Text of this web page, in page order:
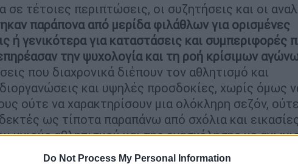
Do Not Process My Personal Information
τέτοιες περιπτώσεις, οι συζητήσεις και οι
παράπονα από μερίδα φιλάθλων για ορισμένες
ή γενικότερα για καταστάσεις και συμπεριφορές
την ψυχολογία και τη ροή κρίσιμων
που διαχρονικά διέπουν τον αθλητισμό και
και υψηλές προσδοκίες, χωρίς όμως
ούτε να χαρακτηρίσουν μια ολόκληρη σεζόν, ούτε
ως τίποτα παραπάνω από σχόλια και
υγιούς αθλητισμού και της ενασχόλησης με
δεν έχουν καμία θέση.